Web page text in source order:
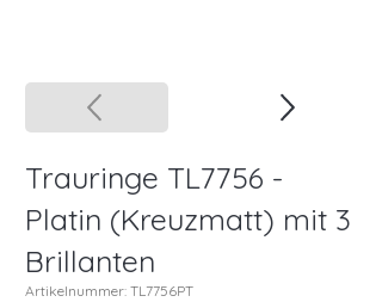
Trauringe TL7756 -
Platin (Kreuzmatt) mit 3
Brillanten
Artikelnummer: TL7756PT